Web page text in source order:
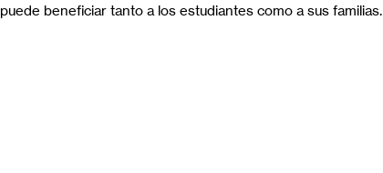
puede beneficiar tanto a los estudiantes como a sus familias.